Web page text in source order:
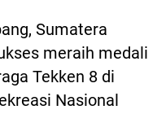
Sumatera
meraih medali
Tekken 8 di
Nasional